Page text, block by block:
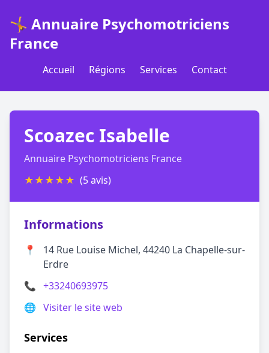
🤸 Annuaire Psychomotriciens
France
Accueil Régions Services Contact
Scoazec Isabelle
Annuaire Psychomotriciens France
★★★★★ (5 avis)
Informations
📍
14 Rue Louise Michel, 44240 La Chapelle-sur-
Erdre
📞 +33240693975
🌐 Visiter le site web
Services